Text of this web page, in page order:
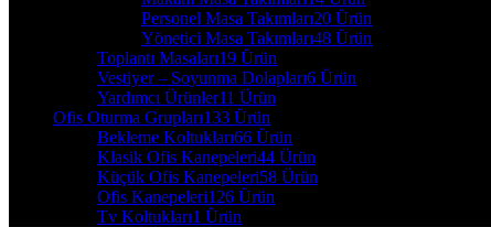
Personel Masa Takımları20 Ürün
Yönetici Masa Takımları48 Ürün
Toplantı Masaları19 Ürün
Vestiyer – Soyunma Dolapları6 Ürün
Yardımcı Ürünler11 Ürün
Ofis Oturma Grupları133 Ürün
Bekleme Koltukları66 Ürün
Klasik Ofis Kanepeleri44 Ürün
Küçük Ofis Kanepeleri58 Ürün
Ofis Kanepeleri126 Ürün
Tv Koltukları1 Ürün